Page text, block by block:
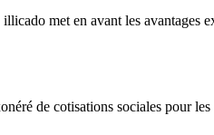
met en avant les avantages
de cotisations sociales pour